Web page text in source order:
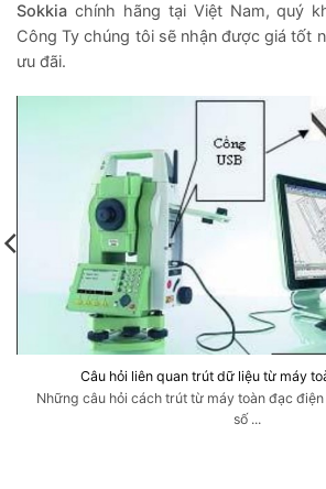
Sokkia chính hãng tại Việt Nam, quý
Công Ty chúng tôi sẽ nhận được giá tốt
ưu đãi.
Câu hỏi liên quan trút dữ liệu từ máy
Những câu hỏi cách trút từ máy toàn đạc
số ...